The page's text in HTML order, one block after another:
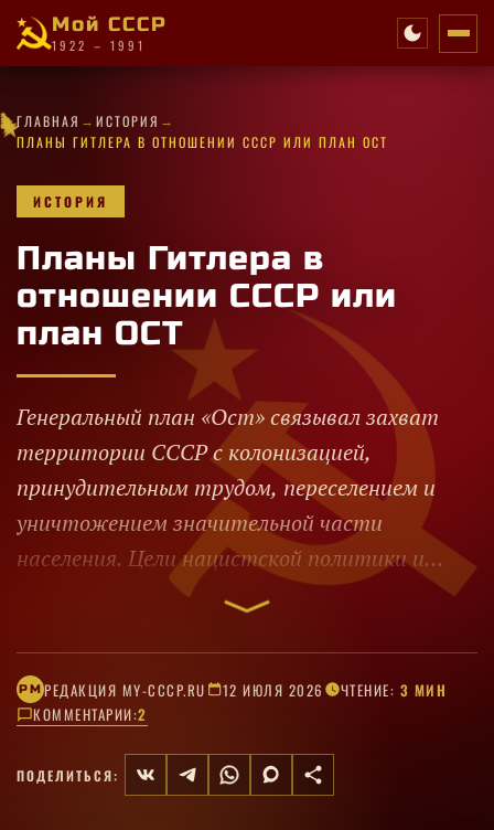
Мой СССР
1922 – 1991
·
✧
✦
✧
★
★
·✧
★
★
★
✦
✧
✧
✧
✧
★★
★
★
★
·★
·✧
·
★
★
★ ГЛАВНАЯ → ИСТОРИЯ →
ПЛАНЫ ГИТЛЕРА В ОТНОШЕНИИ СССР ИЛИ ПЛАН ОСТ
ИСТОРИЯ
Планы Гитлера в
отношении СССР или
план ОСТ
Генеральный план «Ост» связывал захват
территории СССР с колонизацией,
принудительным трудом, переселением и
уничтожением значительной части
населения. Цели нацистской политики и
устройство оккупационного управления на
РM РЕДАКЦИЯ MY-CCCP.RU 12 ИЮЛЯ 2026 ЧТЕНИЕ: 3 МИН
КОММЕНТАРИИ:2
ПОДЕЛИТЬСЯ: